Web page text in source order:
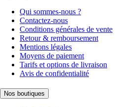
Qui sommes-nous ?
Contactez-nous
Conditions générales de vente
Retour & remboursement
Mentions légales
Moyens de paiement
Tarifs et options de livraison
Avis de confidentialité
Nos boutiques